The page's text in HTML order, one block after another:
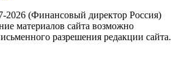
2026 (Финансовый директор Россия)
материалов сайта возможно
разрешения редакции сайта.